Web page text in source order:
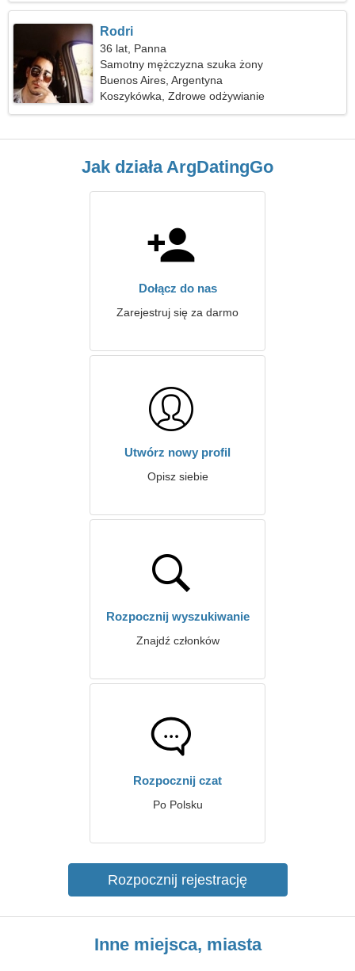
Rodri
36 lat, Panna
Samotny mężczyzna szuka żony
Buenos Aires, Argentyna
Koszykówka, Zdrowe odżywianie
Jak działa ArgDatingGo
Dołącz do nas
Zarejestruj się za darmo
Utwórz nowy profil
Opisz siebie
Rozpocznij wyszukiwanie
Znajdź członków
Rozpocznij czat
Po Polsku
Rozpocznij rejestrację
Inne miejsca, miasta